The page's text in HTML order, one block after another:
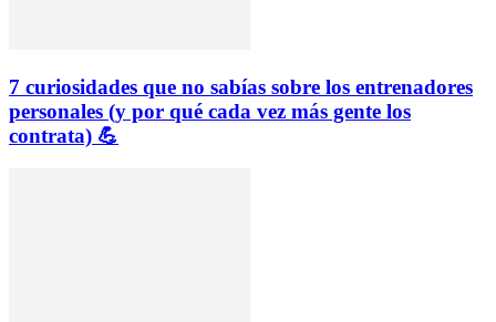
7 curiosidades que no sabías sobre los entrenadores
personales (y por qué cada vez más gente los
contrata) 💪